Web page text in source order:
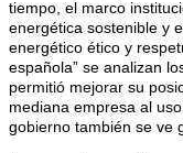
tiempo, el marco
energética sostenible y
energético ético y
española” se analizan
permitió mejorar su
mediana empresa al
gobierno también se ve